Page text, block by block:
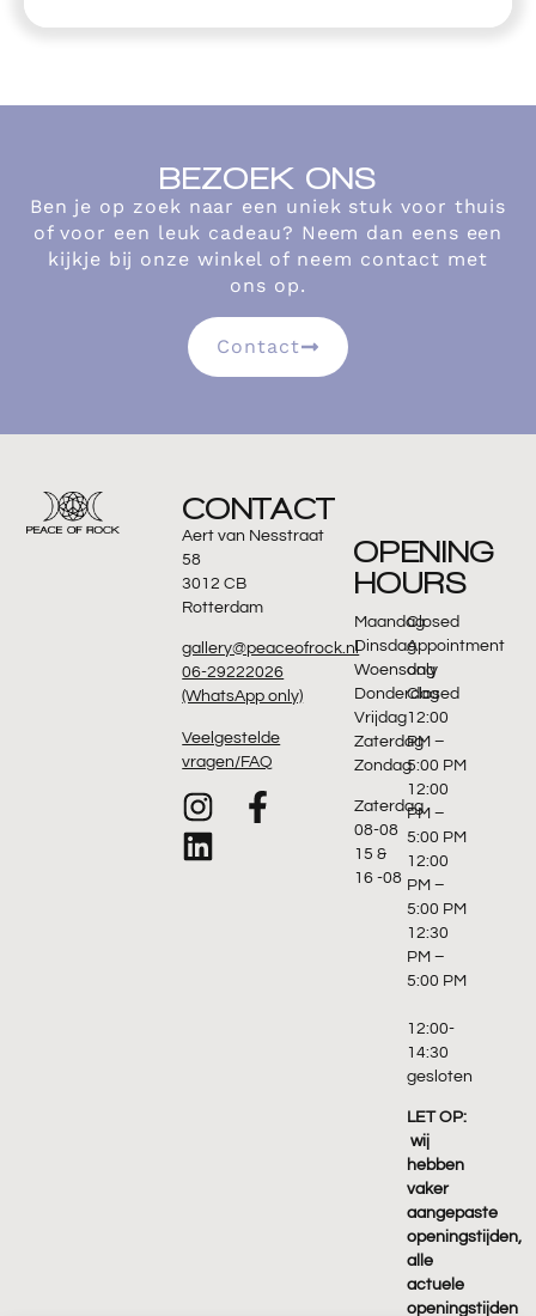
BEZOEK ONS
Ben je op zoek naar een uniek stuk voor thuis
of voor een leuk cadeau? Neem dan eens een
kijkje bij onze winkel of neem contact met
ons op.
Contact
CONTACT
Aert van Nesstraat
58
3012 CB
Rotterdam
gallery@peaceofrock.nl
06-29222026
(WhatsApp only)
Veelgestelde
vragen/FAQ
OPENING
HOURS
Maandag
Dinsdag
Woensdag
Donderdag
Vrijdag
Zaterdag
Zondag
Zaterdag
08-08
15 &
16 -08
Closed
Appointment
only
Closed
12:00
PM –
5:00 PM
12:00
PM –
5:00 PM
12:00
PM –
5:00 PM
12:30
PM –
5:00 PM
12:00-
14:30
gesloten
LET OP:
wij
hebben
vaker
aangepaste
openingstijden,
alle
actuele
openingstijden